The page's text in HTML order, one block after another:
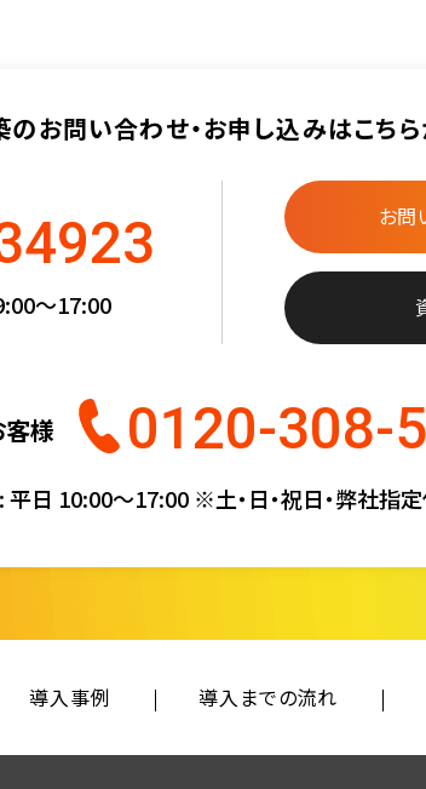
のお問い合わせ・お申し込みはこち
〜17:00
お問
様 0120-308-
平日 10:00〜17:00 ※土・日・祝日・弊社指
導入事例 導入までの流れ